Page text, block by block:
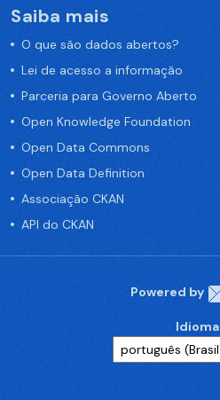
Saiba mais
O que são dados abertos?
Lei de acesso a informação
Parceria para Governo Aberto
Open Knowledge Foundation
Open Data Commons
Open Data Definition
Associação CKAN
API do CKAN
Powered by
Idioma